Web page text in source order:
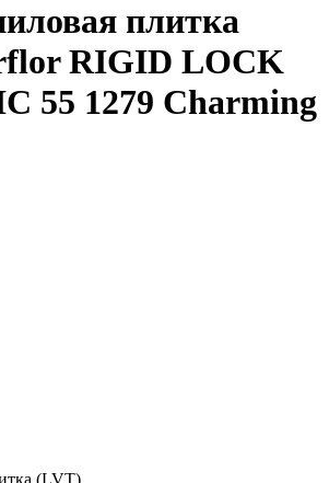
плитка
RIGID LOCK
55 1279 Charming
(LVT)